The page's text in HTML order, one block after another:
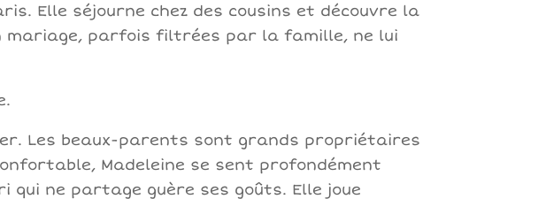
Elle séjourne chez des cousins et découvre la
mariage, parfois filtrées par la famille, ne lui
Les beaux-parents sont grands propriétaires
Madeleine se sent profondément
qui ne partage guère ses goûts. Elle joue